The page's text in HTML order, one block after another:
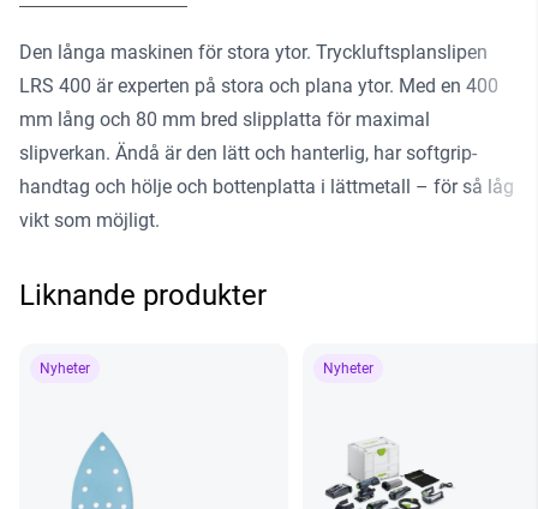
Den långa maskinen för stora ytor. Tryckluftsplanslipen
LRS 400 är experten på stora och plana ytor. Med en 400
mm lång och 80 mm bred slipplatta för maximal
slipverkan. Ändå är den lätt och hanterlig, har softgrip-
handtag och hölje och bottenplatta i lättmetall – för så låg
vikt som möjligt.
Liknande produkter
Nyheter Nyheter